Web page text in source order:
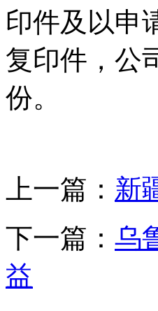
印件及以申
复印件，公
份。
上一篇： 新
下一篇： 乌
益